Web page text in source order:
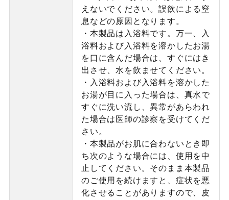
えないでください。誤飲による窒
息などの原因となります。
・本製品は入浴料です。万一、入
浴料および入浴料を溶かしたお湯
を口に含んだ場合は、すぐにはき
出させ、水を飲ませてください。
・入浴料および入浴料を溶かした
お湯が目に入った場合は、真水で
すぐに洗い流し、異常があらわれ
た場合は医師の診察を受けてくだ
さい。
・本製品がお肌に合わないとき即
ち次のような場合には、使用を中
止してください。そのまま本製品
のご使用を続けますと、症状を悪
化させることがありますので、皮